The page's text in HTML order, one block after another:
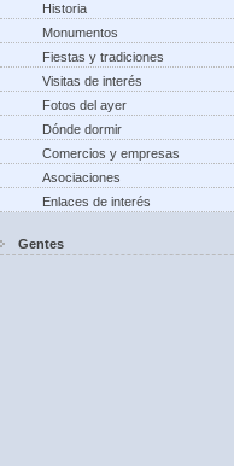
Historia
Monumentos
Fiestas y tradiciones
Visitas de interés
Fotos del ayer
Dónde dormir
Comercios y empresas
Asociaciones
Enlaces de interés
Gentes